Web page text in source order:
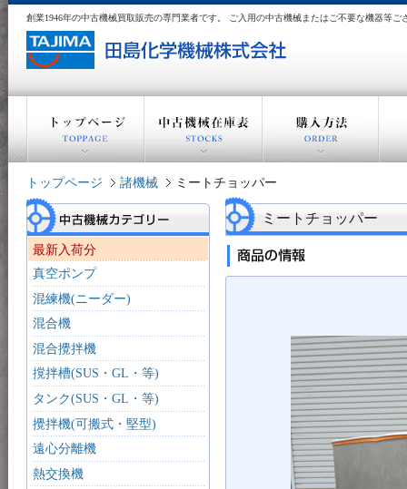
創業1946年の中古機械買取販売の専門業者です。 ご入用の中古機械またはご不要な機器等ご
トップページ 諸機械 ミートチョッパー
ミートチョッパー
最新入荷分
真空ポンプ
混練機(ニーダー)
混合機
混合攪拌機
撹拌槽(SUS・GL・等)
タンク(SUS・GL・等)
攪拌機(可搬式・堅型)
遠心分離機
熱交換機